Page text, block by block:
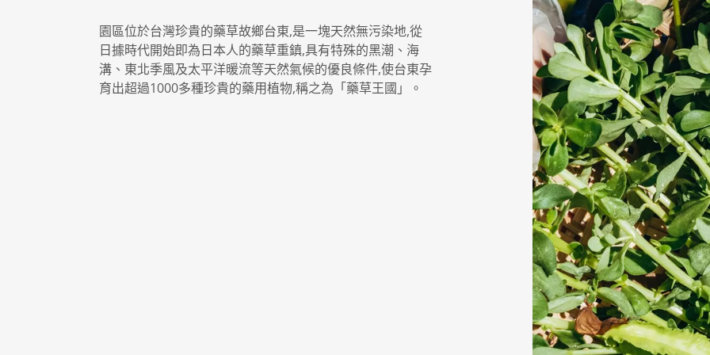
園區位於台灣珍貴的藥草故鄉台東,是一塊天然無污染地,從
日據時代開始即為日本人的藥草重鎮,具有特殊的黑潮、海
溝、東北季風及太平洋暖流等天然氣候的優良條件,使台東孕
育出超過1000多種珍貴的藥用植物,稱之為「藥草王國」。